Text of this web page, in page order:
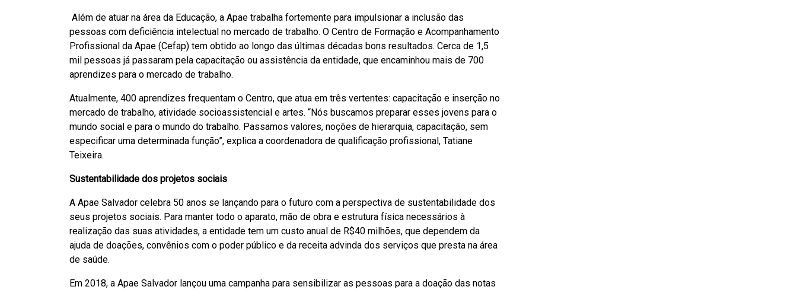
Além de atuar na área da Educação, a Apae trabalha fortemente para impulsionar a inclusão das
pessoas com deficiência intelectual no mercado de trabalho. O Centro de Formação e Acompanhamento
Profissional da Apae (Cefap) tem obtido ao longo das últimas décadas bons resultados. Cerca de 1,5
mil pessoas já passaram pela capacitação ou assistência da entidade, que encaminhou mais de 700
aprendizes para o mercado de trabalho.
Atualmente, 400 aprendizes frequentam o Centro, que atua em três vertentes: capacitação e inserção no
mercado de trabalho, atividade socioassistencial e artes. “Nós buscamos preparar esses jovens para o
mundo social e para o mundo do trabalho. Passamos valores, noções de hierarquia, capacitação, sem
especificar uma determinada função”, explica a coordenadora de qualificação profissional, Tatiane
Teixeira.
Sustentabilidade dos projetos sociais
A Apae Salvador celebra 50 anos se lançando para o futuro com a perspectiva de sustentabilidade dos
seus projetos sociais. Para manter todo o aparato, mão de obra e estrutura física necessários à
realização das suas atividades, a entidade tem um custo anual de R$40 milhões, que dependem da
ajuda de doações, convênios com o poder público e da receita advinda dos serviços que presta na área
de saúde.
Em 2018, a Apae Salvador lançou uma campanha para sensibilizar as pessoas para a doação das notas